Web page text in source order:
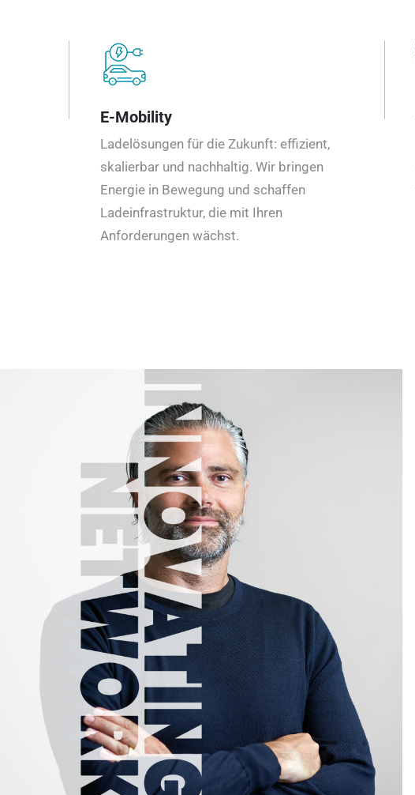
E-Mobility
Ladelösungen für die Zukunft: effizient,
skalierbar und nachhaltig. Wir bringen
Energie in Bewegung und schaffen
Ladeinfrastruktur, die mit Ihren
Anforderungen wächst.